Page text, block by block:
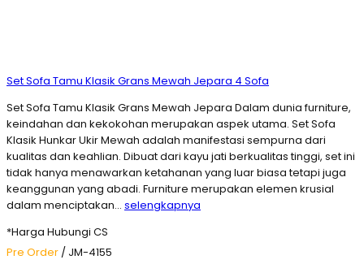
Set Sofa Tamu Klasik Grans Mewah Jepara 4 Sofa
Set Sofa Tamu Klasik Grans Mewah Jepara Dalam dunia furniture,
keindahan dan kekokohan merupakan aspek utama. Set Sofa
Klasik Hunkar Ukir Mewah adalah manifestasi sempurna dari
kualitas dan keahlian. Dibuat dari kayu jati berkualitas tinggi, set ini
tidak hanya menawarkan ketahanan yang luar biasa tetapi juga
keanggunan yang abadi. Furniture merupakan elemen krusial
dalam menciptakan… selengkapnya
*Harga Hubungi CS
Pre Order / JM-4155